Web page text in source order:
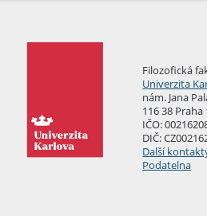
Filozofická
Univerzita
nám. Jana
116 38 Praha
IČO:
DIČ:
Další
Podatelna